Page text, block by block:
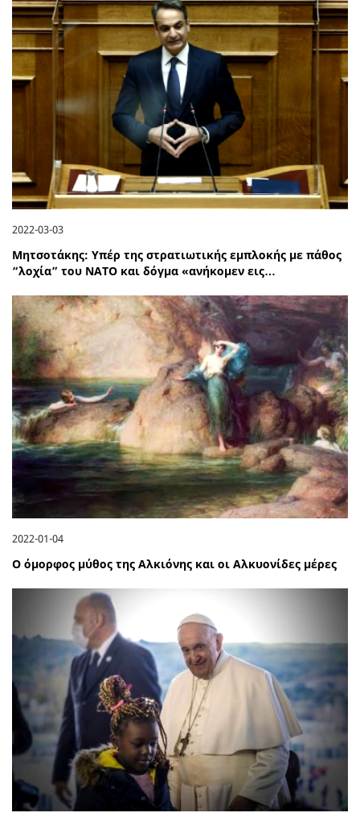
2022-03-03
Μητσοτάκης: Υπέρ της στρατιωτικής εμπλοκής με πάθος
“λοχία” του ΝΑΤΟ και δόγμα «ανήκομεν εις…
2022-01-04
Ο όμορφος μύθος της Αλκιόνης και οι Αλκυονίδες μέρες